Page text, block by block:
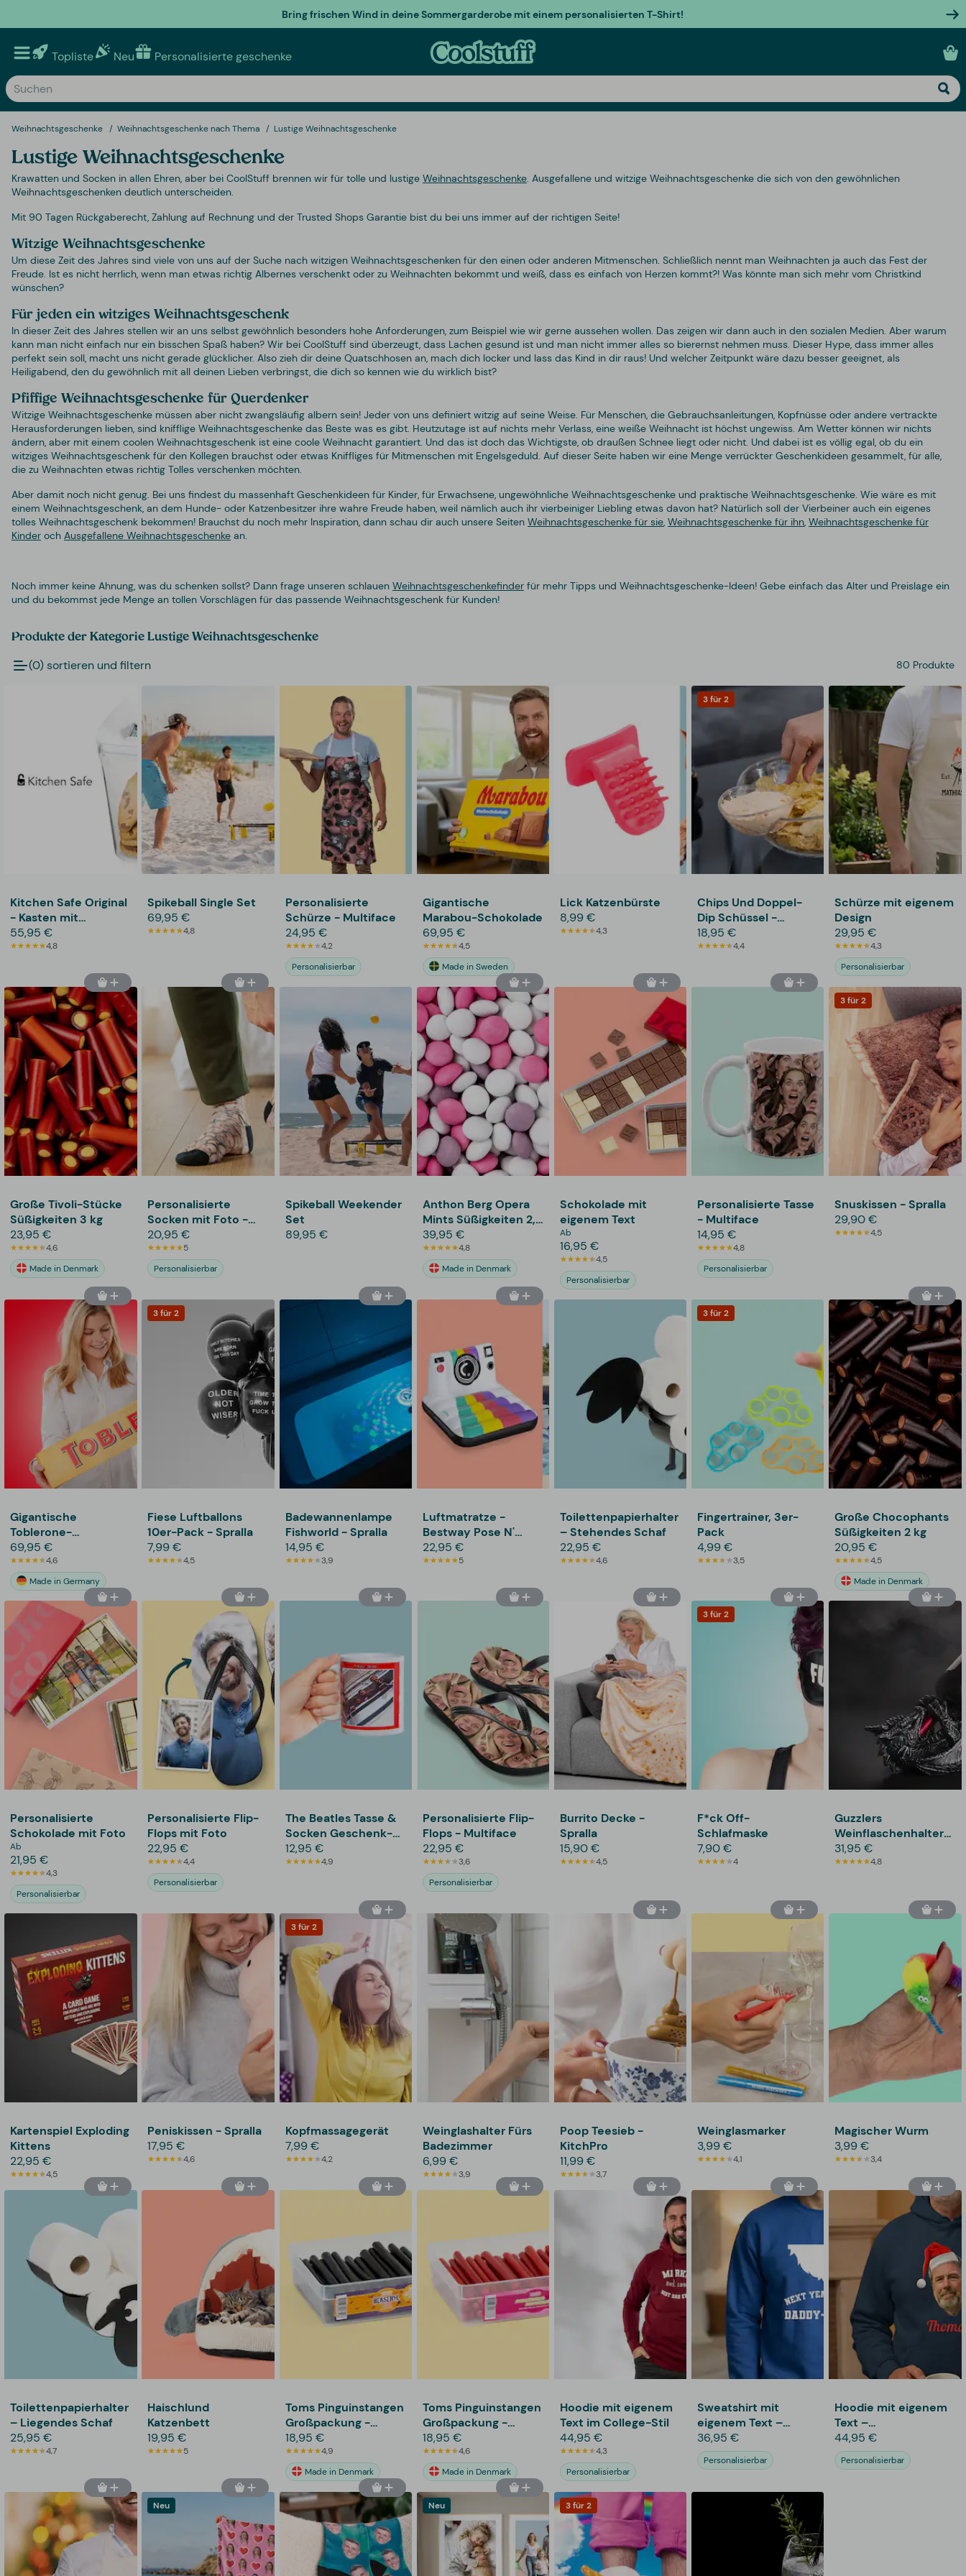
Bring frischen Wind in deine Sommergarderobe mit einem personalisierten T-Shirt!
Topliste Neu Personalisierte geschenke
Weihnachtsgeschenke Weihnachtsgeschenke nach Thema Lustige Weihnachtsgeschenke
Lustige Weihnachtsgeschenke
Krawatten und Socken in allen Ehren, aber bei CoolStuff brennen wir für tolle und lustige Weihnachtsgeschenke . Ausgefallene und witzige Weihnachtsgeschenke die sich von den gewöhnlichen
Weihnachtsgeschenken deutlich unterscheiden.
Mit 90 Tagen Rückgaberecht, Zahlung auf Rechnung und der Trusted Shops Garantie bist du bei uns immer auf der richtigen Seite!
Witzige Weihnachtsgeschenke
Um diese Zeit des Jahres sind viele von uns auf der Suche nach witzigen Weihnachtsgeschenken für den einen oder anderen Mitmenschen. Schließlich nennt man Weihnachten ja auch das Fest der
Freude. Ist es nicht herrlich, wenn man etwas richtig Albernes verschenkt oder zu Weihnachten bekommt und weiß, dass es einfach von Herzen kommt?! Was könnte man sich mehr vom Christkind
wünschen?
Für jeden ein witziges Weihnachtsgeschenk
In dieser Zeit des Jahres stellen wir an uns selbst gewöhnlich besonders hohe Anforderungen, zum Beispiel wie wir gerne aussehen wollen. Das zeigen wir dann auch in den sozialen Medien. Aber warum
kann man nicht einfach nur ein bisschen Spaß haben? Wir bei CoolStuff sind überzeugt, dass Lachen gesund ist und man nicht immer alles so bierernst nehmen muss. Dieser Hype, dass immer alles
perfekt sein soll, macht uns nicht gerade glücklicher. Also zieh dir deine Quatschhosen an, mach dich locker und lass das Kind in dir raus! Und welcher Zeitpunkt wäre dazu besser geeignet, als
Heiligabend, den du gewöhnlich mit all deinen Lieben verbringst, die dich so kennen wie du wirklich bist?
Pfiffige Weihnachtsgeschenke für Querdenker
Witzige Weihnachtsgeschenke müssen aber nicht zwangsläufig albern sein! Jeder von uns definiert witzig auf seine Weise. Für Menschen, die Gebrauchsanleitungen, Kopfnüsse oder andere vertrackte
Herausforderungen lieben, sind knifflige Weihnachtsgeschenke das Beste was es gibt. Heutzutage ist auf nichts mehr Verlass, eine weiße Weihnacht ist höchst ungewiss. Am Wetter können wir nichts
ändern, aber mit einem coolen Weihnachtsgeschenk ist eine coole Weihnacht garantiert. Und das ist doch das Wichtigste, ob draußen Schnee liegt oder nicht. Und dabei ist es völlig egal, ob du ein
witziges Weihnachtsgeschenk für den Kollegen brauchst oder etwas Kniffliges für Mitmenschen mit Engelsgeduld. Auf dieser Seite haben wir eine Menge verrückter Geschenkideen gesammelt, für alle,
die zu Weihnachten etwas richtig Tolles verschenken möchten.
Aber damit noch nicht genug. Bei uns findest du massenhaft Geschenkideen für Kinder, für Erwachsene, ungewöhnliche Weihnachtsgeschenke und praktische Weihnachtsgeschenke. Wie wäre es mit
einem Weihnachtsgeschenk, an dem Hunde- oder Katzenbesitzer ihre wahre Freude haben, weil nämlich auch ihr vierbeiniger Liebling etwas davon hat? Natürlich soll der Vierbeiner auch ein eigenes
tolles Weihnachtsgeschenk bekommen! Brauchst du noch mehr Inspiration, dann schau dir auch unsere Seiten Weihnachtsgeschenke für sie Weihnachtsgeschenke für ihn Weihnachtsgeschenke für
Kinder och Ausgefallene Weihnachtsgeschenke an.
Noch immer keine Ahnung, was du schenken sollst? Dann frage unseren schlauen Weihnachtsgeschenkefinder für mehr Tipps und Weihnachtsgeschenke-Ideen! Gebe einfach das Alter und Preislage ein
und du bekommst jede Menge an tollen Vorschlägen für das passende Weihnachtsgeschenk für Kunden!
Produkte der Kategorie Lustige Weihnachtsgeschenke
(0) sortieren und filtern 80 Produkte
Kitchen Safe Original
- Kasten mit
Zeitschaltuhr
55,95 €
4,8
Spikeball Single Set
69,95 €
4,8
Personalisierte
Schürze - Multiface
24,95 €
4,2
Personalisierbar
Gigantische
Marabou-Schokolade
69,95 €
4,5
Made in Sweden
Lick Katzenbürste
8,99 €
4,3
3 für 2
Chips Und Doppel-
Dip Schüssel -
KitchPro
18,95 €
4,4
Schürze mit eigenem
Design
29,95 €
4,3
Personalisierbar
Große Tivoli-Stücke
Süßigkeiten 3 kg
23,95 €
4,6
Made in Denmark
Personalisierte
Socken mit Foto -
Multiface
20,95 €
5
Personalisierbar
Spikeball Weekender
Set
89,95 €
Anthon Berg Opera
Mints Süßigkeiten 2,5
kg
39,95 €
4,8
Made in Denmark
Schokolade mit
eigenem Text
Ab
16,95 €
4,5
Personalisierbar
Personalisierte Tasse
- Multiface
14,95 €
4,8
Personalisierbar
3 für 2
Snuskissen - Spralla
29,90 €
4,5
Gigantische
Toblerone-
Schokolade
69,95 €
4,6
Made in Germany
3 für 2
Fiese Luftballons
10er-Pack - Spralla
7,99 €
4,5
Badewannenlampe
Fishworld - Spralla
14,95 €
3,9
Luftmatratze -
Bestway Pose N'
Float
22,95 €
5
Toilettenpapierhalter
– Stehendes Schaf
22,95 €
4,6
3 für 2
Fingertrainer, 3er-
Pack
4,99 €
3,5
Große Chocophants
Süßigkeiten 2 kg
20,95 €
4,5
Made in Denmark
Personalisierte
Schokolade mit Foto
Ab
21,95 €
4,3
Personalisierbar
Personalisierte Flip-
Flops mit Foto
22,95 €
4,4
Personalisierbar
The Beatles Tasse &
Socken Geschenk-
Set
12,95 €
4,9
Personalisierte Flip-
Flops - Multiface
22,95 €
3,6
Personalisierbar
Burrito Decke -
Spralla
15,90 €
4,5
3 für 2
F*ck Off-
Schlafmaske
7,90 €
4
Guzzlers
Weinflaschenhalter
Drache
31,95 €
4,8
Kartenspiel Exploding
Kittens
22,95 €
4,5
Peniskissen - Spralla
17,95 €
4,6
3 für 2
Kopfmassagegerät
7,99 €
4,2
Weinglashalter Fürs
Badezimmer
6,99 €
3,9
Poop Teesieb -
KitchPro
11,99 €
3,7
Weinglasmarker
3,99 €
4,1
Magischer Wurm
3,99 €
3,4
Toilettenpapierhalter
– Liegendes Schaf
25,95 €
4,7
Haischlund
Katzenbett
19,95 €
5
Toms Pinguinstangen
Großpackung -
Häxvrål
18,95 €
4,9
Made in Denmark
Toms Pinguinstangen
Großpackung -
Erdbeere
18,95 €
4,6
Made in Denmark
Hoodie mit eigenem
Text im College-Stil
44,95 €
4,3
Personalisierbar
Sweatshirt mit
eigenem Text –
Weihnachtsdesign
36,95 €
Personalisierbar
Hoodie mit eigenem
Text –
Weihnachtsdesign
44,95 €
Personalisierbar
Neu Neu 3 für 2